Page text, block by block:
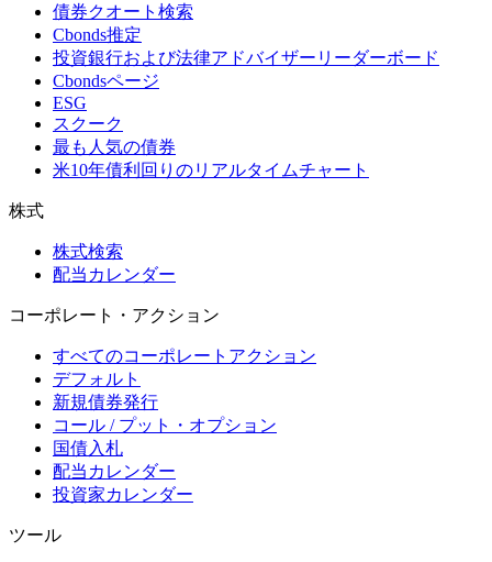
債券クオート検索
Cbonds推定
投資銀行および法律アドバイザーリーダーボード
Cbondsページ
ESG
スクーク
最も人気の債券
米10年債利回りのリアルタイムチャート
株式
株式検索
配当カレンダー
コーポレート・アクション
すべてのコーポレートアクション
デフォルト
新規債券発行
コール / プット・オプション
国債入札
配当カレンダー
投資家カレンダー
ツール